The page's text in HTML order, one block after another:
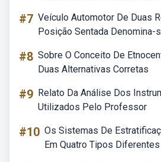
#7 Veículo Automotor De Duas
Posição Sentada Denomina-
#8 Sobre O Conceito De
Duas Alternativas Corretas
#9 Relato Da Análise Dos
Utilizados Pelo Professor
#10 Os Sistemas De
Em Quatro Tipos Diferentes